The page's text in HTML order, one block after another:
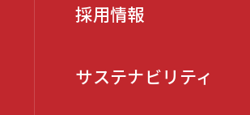
採用情報
サステナビリティ